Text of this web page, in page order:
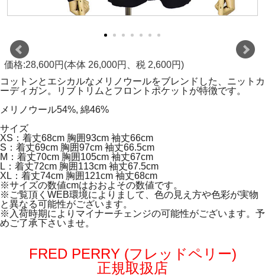
価格:28,600円(本体 26,000円、税 2,600円)
コットンとエシカルなメリノウールをブレンドした、ニットカ
ーディガン。リブトリムとフロントポケットが特徴です。
メリノウール54%, 綿46%
サイズ
XS：着丈68cm 胸囲93cm 袖丈66cm
S：着丈69cm 胸囲97cm 袖丈66.5cm
M：着丈70cm 胸囲105cm 袖丈67cm
L：着丈72cm 胸囲113cm 袖丈67.5cm
XL：着丈74cm 胸囲121cm 袖丈68cm
※サイズの数値cmはおおよその数値です。
※ご覧頂くWEB環境によりまして、色の見え方や色彩が実物
と異なる可能性がございます。
※入荷時期によりマイナーチェンジの可能性がございます。予
めご了承下さいませ。
FRED PERRY (フレッドペリー)
正規取扱店